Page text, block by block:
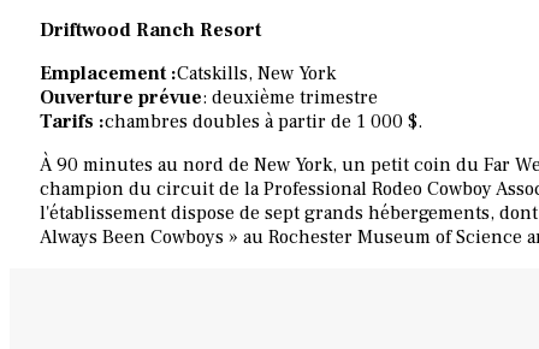
Driftwood Ranch Resort
Emplacement :Catskills, New York
Ouverture prévue: deuxième trimestre
Tarifs :chambres doubles à partir de 1 000 $.
À 90 minutes au nord de New York, un petit coin du Far
champion du circuit de la Professional Rodeo Cowboy
l'établissement dispose de sept grands hébergements,
Always Been Cowboys » au Rochester Museum of